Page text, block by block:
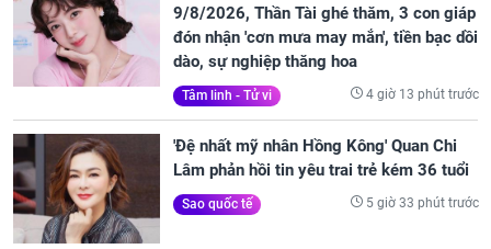
9/8/2026, Thần Tài ghé thăm, 3 con giáp
đón nhận 'cơn mưa may mắn', tiền bạc dồi
dào, sự nghiệp thăng hoa
Tâm linh - Tử vi 4 giờ 13 phút trước
'Đệ nhất mỹ nhân Hồng Kông' Quan Chi
Lâm phản hồi tin yêu trai trẻ kém 36 tuổi
Sao quốc tế 5 giờ 33 phút trước